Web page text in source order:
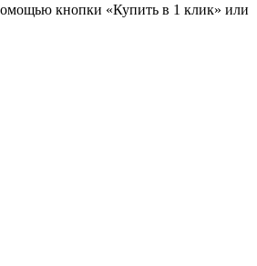
кнопки «Купить в 1 клик» или